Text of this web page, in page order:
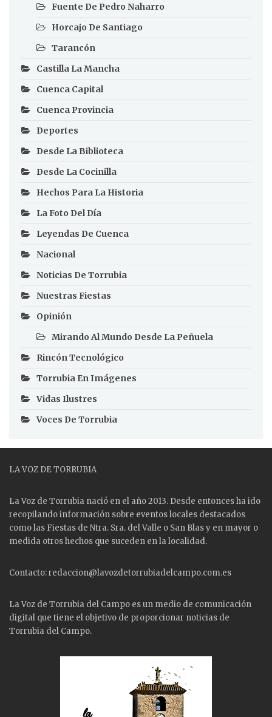
Fuente De Pedro Naharro
Horcajo De Santiago
Tarancón
Castilla La Mancha
Cuenca Capital
Cuenca Provincia
Deportes
Desde La Biblioteca
Desde La Cocinilla
Hechos Para La Historia
La Foto Del Día
Leyendas De Cuenca
Nacional
Noticias De Torrubia
Nuestras Fiestas
Opinión
Mirando Al Mundo Desde La Peñuela
Rincón Tecnológico
Torrubia En Imágenes
Vidas Ilustres
Voces De Torrubia
LA VOZ DE TORRUBIA
La Voz de Torrubia nació en el año 2013. Desde entonces ha ido
recopilando información sobre eventos locales destacados
como las Fiestas de Ntra. Sra. del Valle o San Blas y en mayor o
medida otros hechos que suceden en la localidad.
Contacto: redaccion@lavozdetorrubiadelcampo.com.es
La Voz de Torrubia del Campo es un medio de comunicación
digital que tiene el objetivo de proporcionar noticias de
Torrubia del Campo.